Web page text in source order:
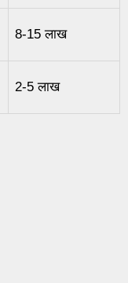
8-15 लाख
2-5 लाख